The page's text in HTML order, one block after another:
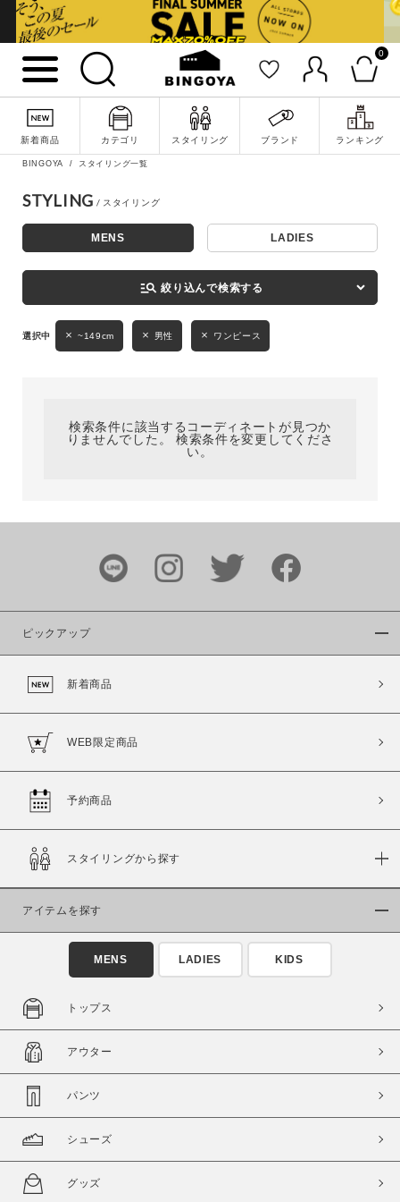
0
新着商品 カテゴリ スタイリング ブランド ランキング
詳細検索
カラー
価格
～
商品タイプ
通常商品 予約商品
在庫
在庫あり 在庫なし含む
BINGOYA スタイリング一覧
STYLING
MENS LADIES
manage_search 絞り込んで検索する
~149cm 男性 ワンピース
検索条件に該当するコーディネートが見つか
りませんでした。 検索条件を変更してくださ
い。
ピックアップ
新着商品
WEB限定商品
予約商品
スタイリングから探す
アイテムを探す
MENS LADIES KIDS
トップス
アウター
パンツ
シューズ
グッズ